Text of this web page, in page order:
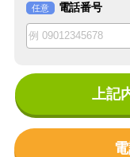
任意 電話番号
上記